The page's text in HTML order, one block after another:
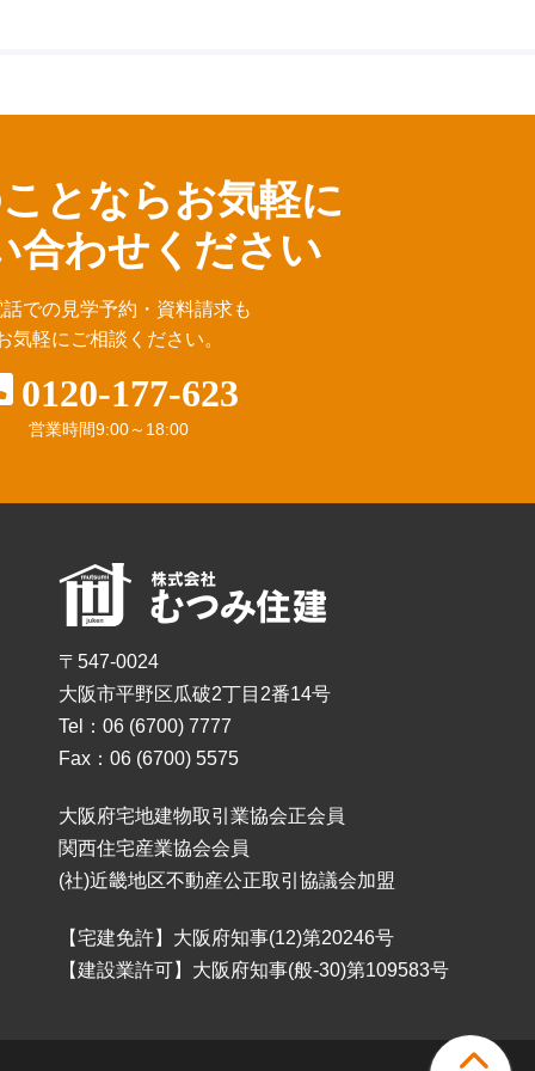
とならお気軽に
合わせください
話での見学予約・資料請求も
気軽にご相談ください。
0120-177-623
営業時間9:00～18:00
〒547-0024
大阪市平野区瓜破2丁目2番14号
Tel：06 (6700) 7777
Fax：06 (6700) 5575
大阪府宅地建物取引業協会正会員
関西住宅産業協会会員
(社)近畿地区不動産公正取引協議会加盟
【宅建免許】大阪府知事(12)第20246号
【建設業許可】大阪府知事(般-30)第109583号